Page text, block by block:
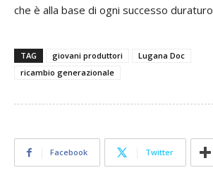
che è alla base di ogni successo duraturo
TAG giovani produttori
Lugana Doc
ricambio generazionale
Facebook Twitter